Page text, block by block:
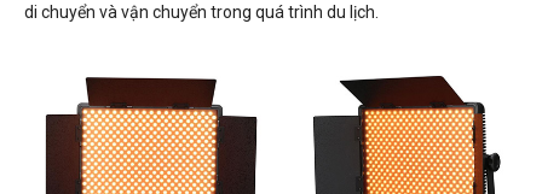
di chuyển và vận chuyển trong quá trình du lịch.